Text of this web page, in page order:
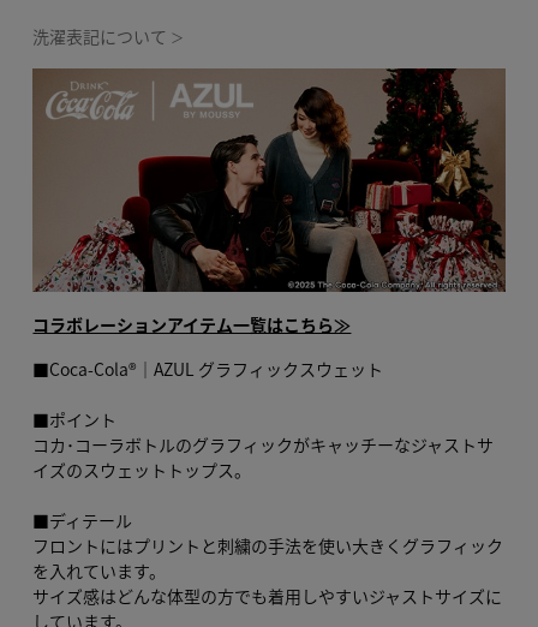
洗濯表記について ＞
コラボレーションアイテム一覧はこちら≫
■Coca-Cola®｜AZUL グラフィックスウェット
■ポイント
コカ･コーラボトルのグラフィックがキャッチーなジャストサ
イズのスウェットトップス。
■ディテール
フロントにはプリントと刺繍の手法を使い大きくグラフィック
を入れています。
サイズ感はどんな体型の方でも着用しやすいジャストサイズに
しています。